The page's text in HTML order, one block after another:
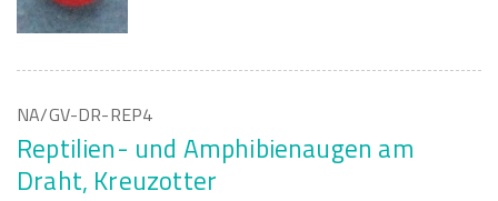
NA/GV-DR-REP4
Reptilien- und Amphibienaugen am
Draht, Kreuzotter